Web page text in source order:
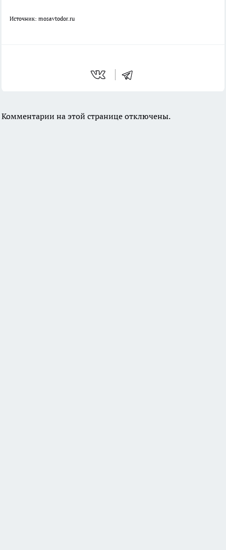
Источник: mosavtodor.ru
Комментарии на этой странице отключены.